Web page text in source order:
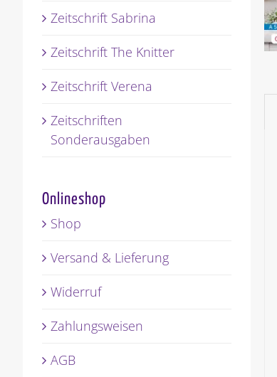
Zeitschrift Sabrina
Zeitschrift The Knitter
Zeitschrift Verena
Zeitschriften
Sonderausgaben
Onlineshop
Shop
Versand & Lieferung
Widerruf
Zahlungsweisen
AGB